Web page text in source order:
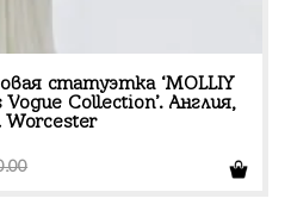
статуэтка ‘MOLLIY
Vogue Collection’. Англия,
Worcester